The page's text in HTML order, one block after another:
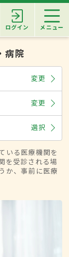
ログイン メニュー
病院
変更
変更
選択
いる医療機関を
を受診される場
か、事前に医療